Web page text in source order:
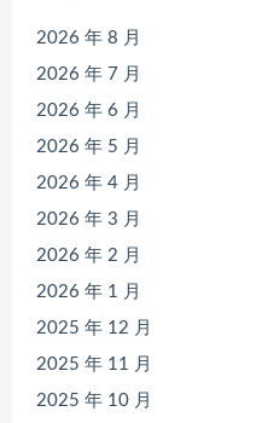
2026 年 8 月
2026 年 7 月
2026 年 6 月
2026 年 5 月
2026 年 4 月
2026 年 3 月
2026 年 2 月
2026 年 1 月
2025 年 12 月
2025 年 11 月
2025 年 10 月